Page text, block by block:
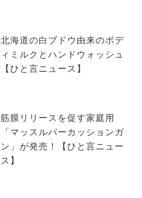
北海道の白ブドウ由来のボデ
ィミルクとハンドウォッシュ
【ひと言ニュース】
筋膜リリースを促す家庭用
「マッスルパーカッションガ
ン」が発売！【ひと言ニュー
ス】